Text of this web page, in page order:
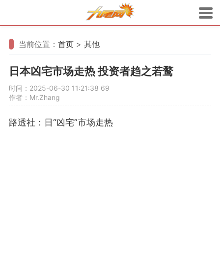
当前位置： 首页 > 其他
日本凶宅市场走热 投资者趋之若鹜
时间：2025-06-30 11:21:38 69
作者：Mr.Zhang
路透社：日“凶宅”市场走热